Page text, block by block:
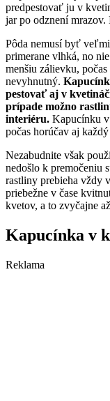
predpestovať ju v
jar po odznení mrazov.
Pôda nemusí byť
primerane vlhká, no
menšiu zálievku,
nevyhnutný.
pestovať aj v
prípade možno
interiéru. Kapucínku
počas horúčav aj každý
Nezabudnite však
nedošlo k premočeniu
rastliny prebieha vždy
priebežne v čase
kvetov, a to zvyčajne
Kapucínka v
Reklama